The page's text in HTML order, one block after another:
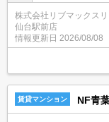
ート☆インターネ
2口コンロ、浴室
充実！
株式会社リブマックス
仙台駅前店
情報更新日 2026/08/08
賃貸マンション NF青